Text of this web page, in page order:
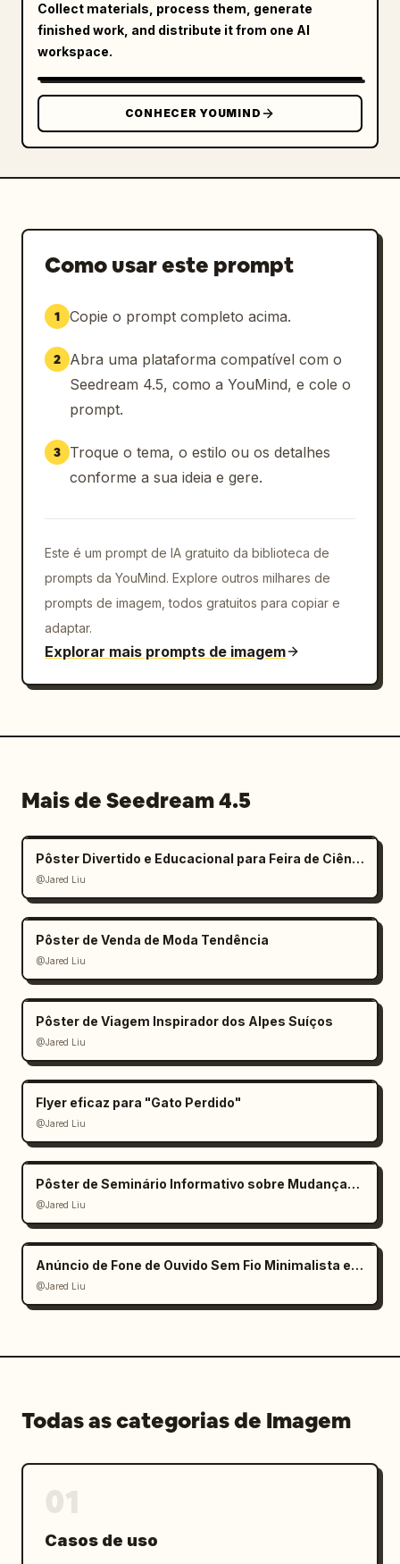
Collect materials, process them, generate
finished work, and distribute it from one AI
workspace.
CONHECER YOUMIND
Como usar este prompt
1 Copie o prompt completo acima.
2
Abra uma plataforma compatível com o
Seedream 4.5, como a YouMind, e cole o
prompt.
3
Troque o tema, o estilo ou os detalhes
conforme a sua ideia e gere.
Este é um prompt de IA gratuito da biblioteca de
prompts da YouMind. Explore outros milhares de
prompts de imagem, todos gratuitos para copiar e
adaptar.
Explorar mais prompts de imagem
Mais de Seedream 4.5
Pôster Divertido e Educacional para Feira de Ciências Infantil
@Jared Liu
Pôster de Venda de Moda Tendência
@Jared Liu
Pôster de Viagem Inspirador dos Alpes Suíços
@Jared Liu
Flyer eficaz para "Gato Perdido"
@Jared Liu
Pôster de Seminário Informativo sobre Mudanças Climáticas
@Jared Liu
Anúncio de Fone de Ouvido Sem Fio Minimalista e Elegante
@Jared Liu
Todas as categorias de Imagem
Casos de uso